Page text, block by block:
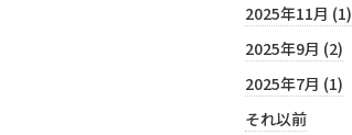
2025年11月 (1)
2025年9月 (2)
2025年7月 (1)
それ以前